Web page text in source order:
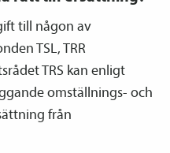
till någon av
TSL, TRR
TRS kan enligt
omställnings- och
från